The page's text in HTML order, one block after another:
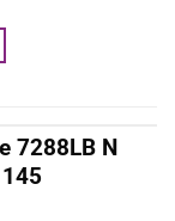
7288LB N